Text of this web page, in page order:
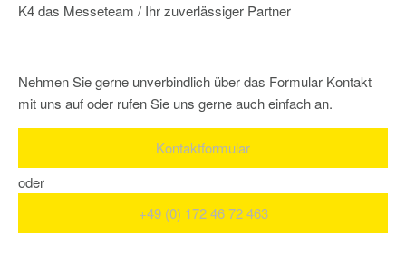
K4 das Messeteam / Ihr zuverlässiger Partner
Nehmen Sie gerne unverbindlich über das Formular Kontakt
mit uns auf oder rufen Sie uns gerne auch einfach an.
Kontaktformular
oder
+49 (0) 172 46 72 463